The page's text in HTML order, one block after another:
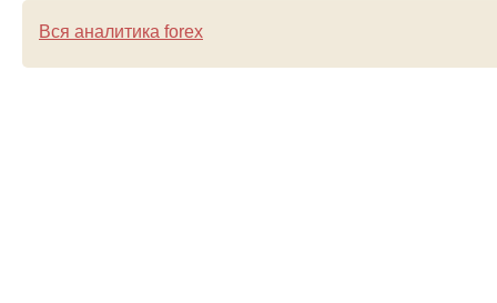
Вся аналитика forex